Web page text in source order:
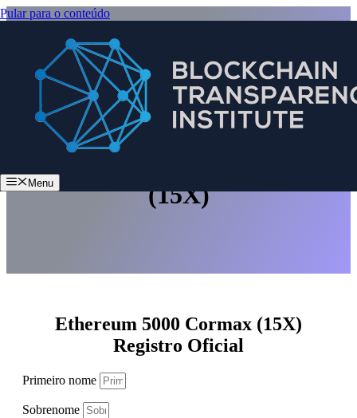
Pular para o conteúdo
Menu
(15X)
Ethereum 5000 Cormax (15X)
Registro Oficial
Primeiro nome
Sobrenome